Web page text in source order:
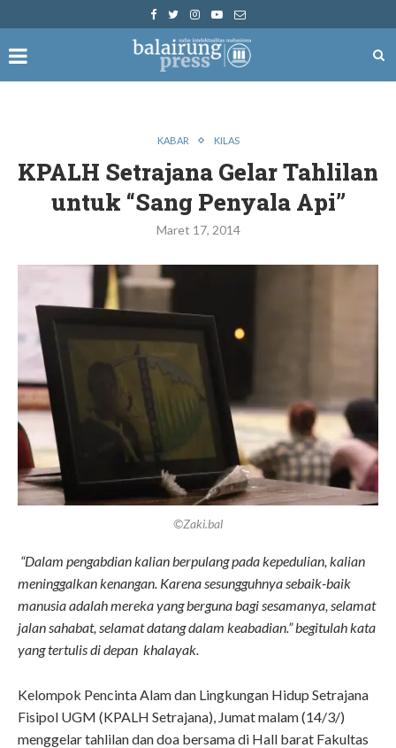
KABAR KILAS
KPALH Setrajana Gelar Tahlilan
untuk “Sang Penyala Api”
Maret 17, 2014
©Zaki.bal
“Dalam pengabdian kalian berpulang pada kepedulian, kalian
meninggalkan kenangan. Karena sesungguhnya sebaik-baik
manusia adalah mereka yang berguna bagi sesamanya, selamat
jalan sahabat, selamat datang dalam keabadian.” begitulah kata
yang tertulis di depan khalayak.
Kelompok Pencinta Alam dan Lingkungan Hidup Setrajana
Fisipol UGM (KPALH Setrajana), Jumat malam (14/3/)
menggelar tahlilan dan doa bersama di Hall barat Fakultas